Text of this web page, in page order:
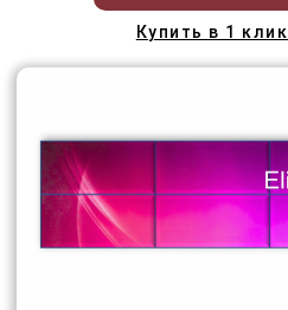
Купить в 1 клик